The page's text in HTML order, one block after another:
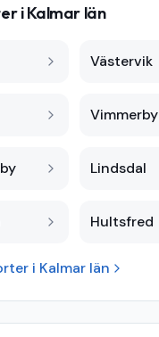
iKalmar län
Västervik
Vimmerby
Lindsdal
Hultsfred
i Kalmar län